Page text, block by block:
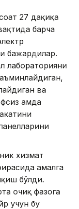
27 дақиқа
барча
бажардилар.
лабораторияни
ва
ҳамда
хизмат
амалга
бўлди.
очиқ фазога
учун бу